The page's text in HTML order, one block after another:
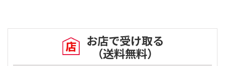
お店で受け取る
（送料無料）